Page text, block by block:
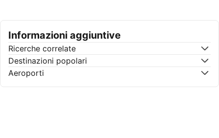
Informazioni aggiuntive
Ricerche correlate
Destinazioni popolari
Aeroporti